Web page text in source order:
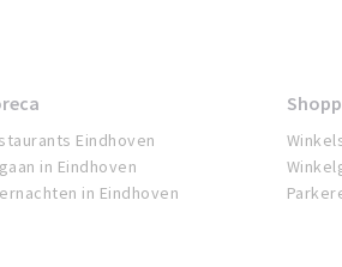
Eindhoven
in Eindhoven
in Eindhoven